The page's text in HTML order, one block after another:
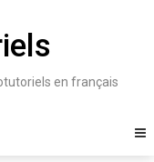
en français